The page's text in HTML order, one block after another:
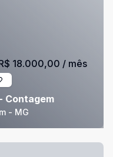
Contagem
- MG
18.000,00 / mês